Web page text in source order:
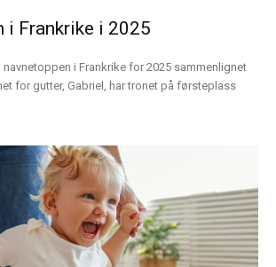
i Frankrike i 2025
navnetoppen i Frankrike for 2025 sammenlignet
for gutter, Gabriel, har tronet på førsteplass